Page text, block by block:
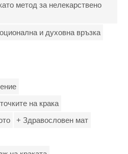
метод за нелекарствено
и духовна връзка
на крака
+ Здравословен мат